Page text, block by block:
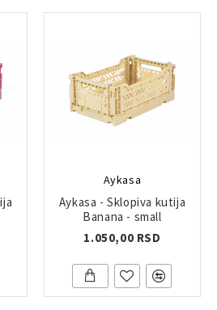
Aykasa
Aykasa - Sklopiva kutija
Banana - small
1.050,00 RSD